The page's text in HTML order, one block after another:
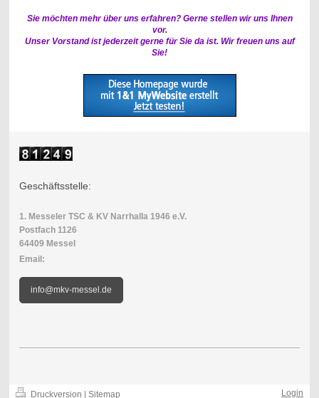
Sie möchten mehr über uns erfahren? Gerne stellen wir uns Ihnen
vor.
Unser Vorstandist jederzeit gerne für Sie da ist. Wir freuen uns auf
Sie!
Geschäftsstelle:
1. Messeler TSC & KV Narrhalla 1946 e.V.
Postfach 1126
64409 Messel
Email:
info@mkv-messel.de
Druckversion Sitemap Login